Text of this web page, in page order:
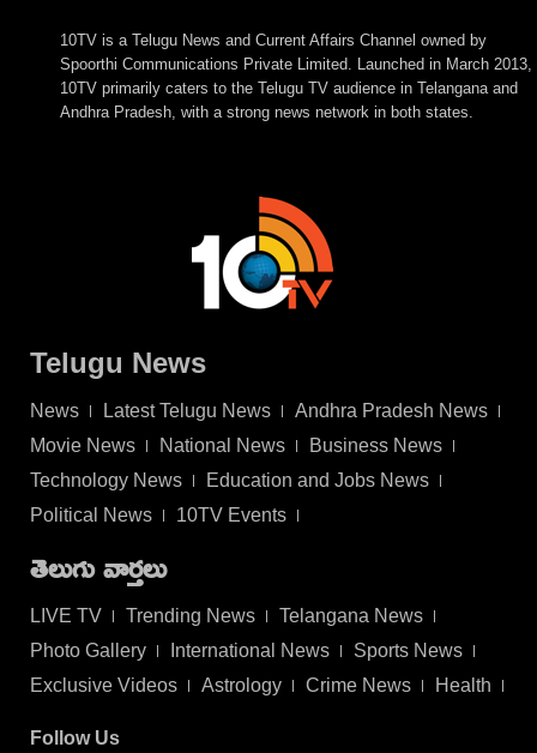
10TV is a Telugu News and Current Affairs Channel owned by
Spoorthi Communications Private Limited. Launched in March 2013,
10TV primarily caters to the Telugu TV audience in Telangana and
Andhra Pradesh, with a strong news network in both states.
Telugu News
News Latest Telugu News
Andhra Pradesh News
Movie News
National News
Business News
Technology News
Education and Jobs News
Political News
10TV Events
తెలుగు వార్తలు
LIVE TV Trending News
Telangana News
Photo Gallery
International News
Sports News
Exclusive Videos
Astrology Crime News Health
Follow Us